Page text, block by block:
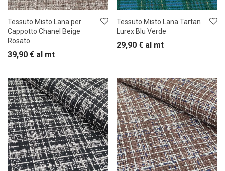
Tessuto Misto Lana per
Cappotto Chanel Beige
Rosato
39,90 € al mt
Tessuto Misto Lana Tartan
Lurex Blu Verde
29,90 € al mt